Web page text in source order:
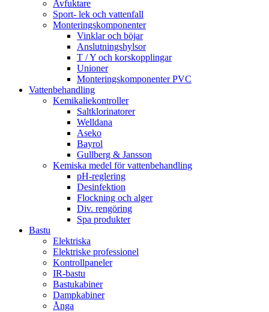
Avfuktare
Sport- lek och vattenfall
Monteringskomponenter
Vinklar och böjar
Anslutningshylsor
T / Y och korskopplingar
Unioner
Monteringskomponenter PVC
Vattenbehandling
Kemikaliekontroller
Saltklorinatorer
Welldana
Aseko
Bayrol
Gullberg & Jansson
Kemiska medel för vattenbehandling
pH-reglering
Desinfektion
Flockning och alger
Div. rengöring
Spa produkter
Bastu
Elektriska
Elektriske professionel
Kontrollpaneler
IR-bastu
Bastukabiner
Dampkabiner
Ånga